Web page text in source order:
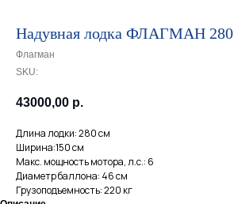
Надувная лодка ФЛАГМАН 280
Флагман
SKU:
43000,00 р.
Длина лодки: 280 см
Ширина:150 см
Макс. мощность мотора, л.с.: 6
Диаметр баллона: 46 см
Грузоподъемность: 220 кг